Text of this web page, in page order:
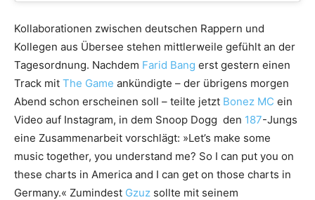
Kollaborationen zwischen deutschen Rappern und
Kollegen aus Übersee stehen mittlerweile gefühlt an der
Tagesordnung. Nachdem Farid Bang erst gestern einen
Track mit The Game ankündigte – der übrigens morgen
Abend schon erscheinen soll – teilte jetzt Bonez MC ein
Video auf Instagram, in dem Snoop Dogg den 187-Jungs
eine Zusammenarbeit vorschlägt: »Let’s make some
music together, you understand me? So I can put you on
these charts in America and I can get on those charts in
Germany.« Zumindest Gzuz sollte mit seinem